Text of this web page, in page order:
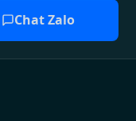
Chat Zalo